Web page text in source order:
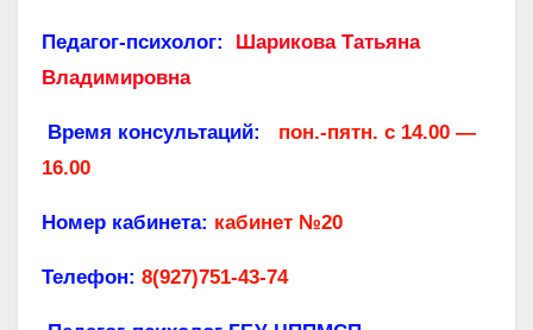
Педагог-психолог:
Шарикова Татьяна
Владимировна
Время консультаций: пон.-пятн. с 14.00 —
16.00
Номер кабинета: кабинет №20
Телефон: 8(927)751-43-74